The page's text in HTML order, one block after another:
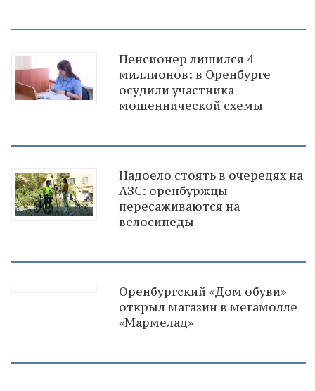
Пенсионер лишился 4
миллионов: в Оренбурге
осудили участника
мошеннической схемы
Надоело стоять в очередях на
АЗС: оренбуржцы
пересаживаются на
велосипеды
Оренбургский «Дом обуви»
открыл магазин в мегамолле
«Мармелад»